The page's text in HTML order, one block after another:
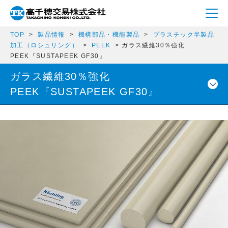
TOP 製品情報 機構部品・機能製品
プラスチック半製品
加工（ロシュリング）
PEEK
ガラス繊維30％強化
PEEK『SUSTAPEEK GF30』
ガラス繊維30％強化
PEEK『SUSTAPEEK GF30』